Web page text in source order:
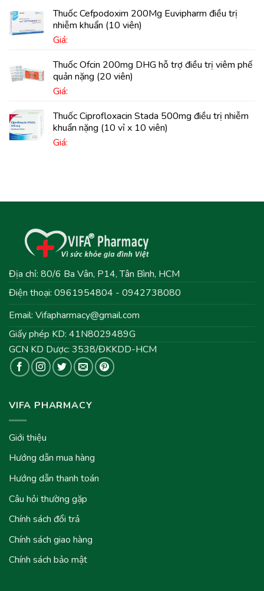
Thuốc Cefpodoxim 200Mg Euvipharm điều trị
nhiễm khuẩn (10 viên)
Giá:
Thuốc Ofcin 200mg DHG hỗ trợ điều trị viêm phế
quản nặng (20 viên)
Giá:
Thuốc Ciprofloxacin Stada 500mg điều trị nhiễm
khuẩn nặng (10 vỉ x 10 viên)
Giá:
Địa chỉ: 80/6 Ba Vân, P14, Tân Bình, HCM
Điện thoại: 0961954804 - 0942738080
Email: Vifapharmacy@gmail.com
Giấy phép KD: 41N8029489G
GCN KD Dược: 3538/ĐKKDD-HCM
VIFA PHARMACY
Giới thiệu
Hướng dẫn mua hàng
Hướng dẫn thanh toán
Câu hỏi thường gặp
Chính sách đổi trả
Chính sách giao hàng
Chính sách bảo mật